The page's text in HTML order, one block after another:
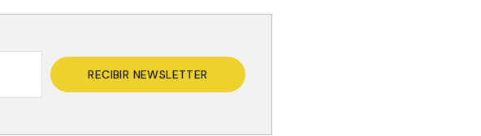
RECIBIR NEWSLETTER